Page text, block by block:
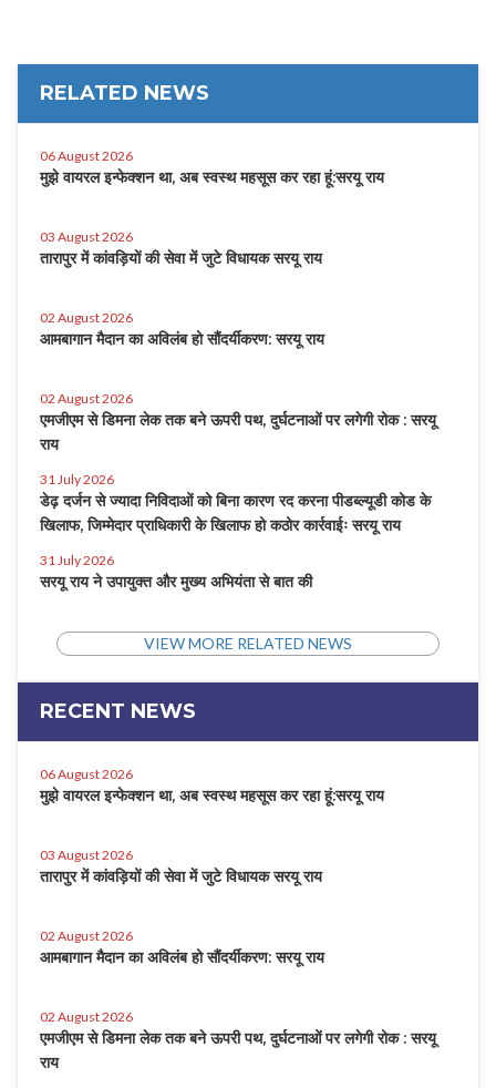
RELATED NEWS
06 August 2026
मुझे वायरल इन्फेक्शन था, अब स्वस्थ महसूस कर रहा हूं:सरयू राय
03 August 2026
तारापुर में कांवड़ियों की सेवा में जुटे विधायक सरयू राय
02 August 2026
आमबागान मैदान का अविलंब हो सौंदर्यीकरण: सरयू राय
02 August 2026
एमजीएम से डिमना लेक तक बने ऊपरी पथ, दुर्घटनाओं पर लगेगी रोक : सरयू
राय
31 July 2026
डेढ़ दर्जन से ज्यादा निविदाओं को बिना कारण रद करना पीडब्ल्यूडी कोड के
खिलाफ, जिम्मेदार प्राधिकारी के खिलाफ हो कठोर कार्रवाईः सरयू राय
31 July 2026
सरयू राय ने उपायुक्त और मुख्य अभियंता से बात की
VIEW MORE RELATED NEWS
RECENT NEWS
06 August 2026
मुझे वायरल इन्फेक्शन था, अब स्वस्थ महसूस कर रहा हूं:सरयू राय
03 August 2026
तारापुर में कांवड़ियों की सेवा में जुटे विधायक सरयू राय
02 August 2026
आमबागान मैदान का अविलंब हो सौंदर्यीकरण: सरयू राय
02 August 2026
एमजीएम से डिमना लेक तक बने ऊपरी पथ, दुर्घटनाओं पर लगेगी रोक : सरयू
राय